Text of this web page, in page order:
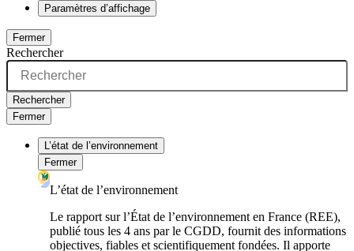
Paramètres d’affichage
Fermer
Rechercher
Rechercher
Fermer
L’état de l’environnement
Fermer
L’état de l’environnement
Le rapport sur l’État de l’environnement en France (REE),
publié tous les 4 ans par le CGDD, fournit des informations
objectives, fiables et scientifiquement fondées. Il apporte